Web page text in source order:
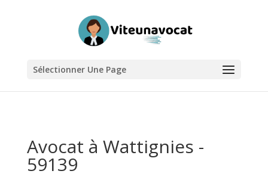
Sélectionner Une Page
Avocat à Wattignies -
59139